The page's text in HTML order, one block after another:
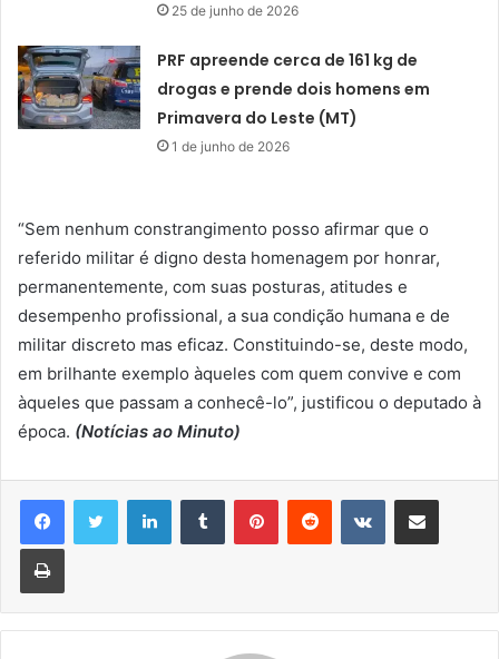
25 de junho de 2026
PRF apreende cerca de 161 kg de
drogas e prende dois homens em
Primavera do Leste (MT)
1 de junho de 2026
“Sem nenhum constrangimento posso afirmar que o
referido militar é digno desta homenagem por honrar,
permanentemente, com suas posturas, atitudes e
desempenho profissional, a sua condição humana e de
militar discreto mas eficaz. Constituindo-se, deste modo,
em brilhante exemplo àqueles com quem convive e com
àqueles que passam a conhecê-lo”, justificou o deputado à
época. (Notícias ao Minuto)
LinkedinTumblr PinterestReddit VK Compartilhar via e-mail
Imprimir